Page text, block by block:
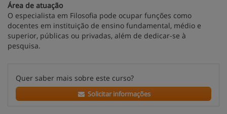
Área de atuação
O especialista em Filosofia pode ocupar funções como
docentes em instituição de ensino fundamental, médio e
superior, públicas ou privadas, além de dedicar-se à
pesquisa.
Quer saber mais sobre este curso?
Solicitar informações